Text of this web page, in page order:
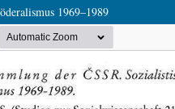
1969–1989